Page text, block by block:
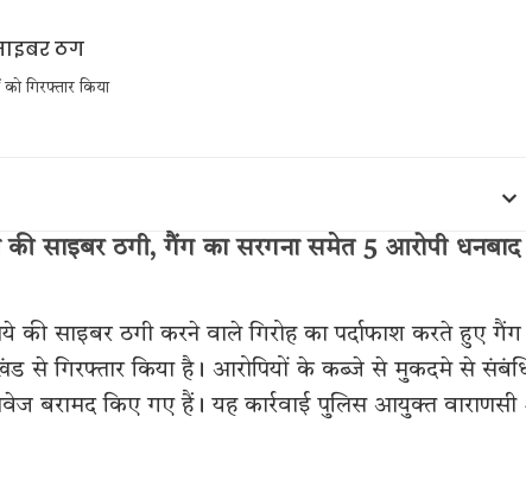
गिरफ्तार किया
साइबर ठगी, गैंग का सरगना समेत 5 आरोपी
की साइबर ठगी करने वाले गिरोह का पर्दाफाश करते हुए
से गिरफ्तार किया है। आरोपियों के कब्जे से मुकदमे से
बरामद किए गए हैं। यह कार्रवाई पुलिस आयुक्त वाराणसी